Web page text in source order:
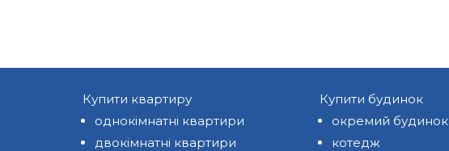
Купити квартиру
однокімнатні квартири
двокімнатні квартири
Купити будинок
окремий будинок
котедж